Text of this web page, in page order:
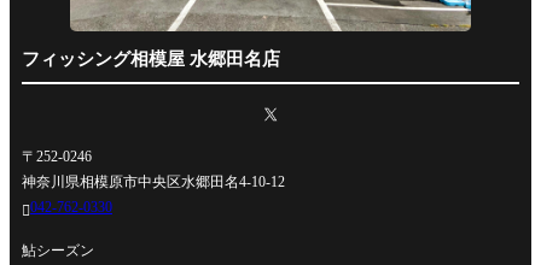
フィッシング相模屋 水郷田名店
〒252-0246
神奈川県相模原市中央区水郷田名4-10-12
042-762-0330
鮎シーズン